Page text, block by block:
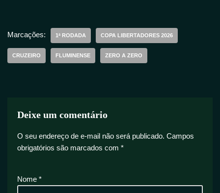
Marcações: 1ª RODADA COPA LIBERTADORES 2026
CRUZEIRO FLUMINENSE ZERO A ZERO
Deixe um comentário
O seu endereço de e-mail não será publicado. Campos
obrigatórios são marcados com *
Nome *